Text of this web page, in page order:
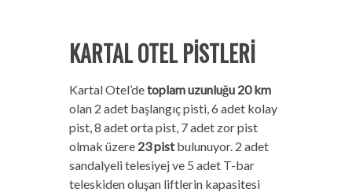
KARTAL OTEL PİSTLERİ
Kartal Otel’detoplam uzunluğu 20 km
olan 2 adet başlangıç pisti, 6 adet kolay
pist, 8 adet orta pist, 7 adet zor pist
olmak üzere23 pistbulunuyor. 2 adet
sandalyeli telesiyej ve 5 adet T-bar
teleskiden oluşan liftlerin kapasitesi